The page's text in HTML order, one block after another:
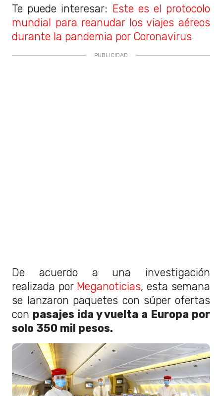
Te puede interesar: Este es el protocolo
mundial para reanudar los viajes aéreos
durante la pandemia por Coronavirus
De acuerdo a una investigación
realizada por Meganoticias, esta semana
se lanzaron paquetes con súper ofertas
con pasajes ida y vuelta a Europa por
solo 350 mil pesos.